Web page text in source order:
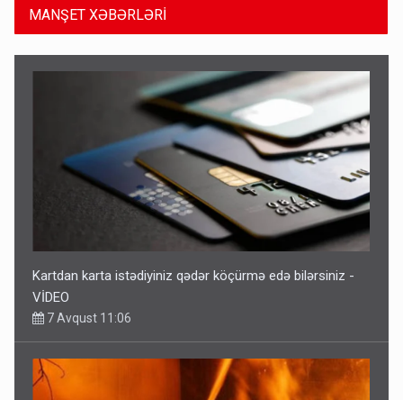
MANŞET XƏBƏRLƏRİ
Kartdan karta istədiyiniz qədər köçürmə edə bilərsiniz -
VİDEO
7 Avqust 11:06